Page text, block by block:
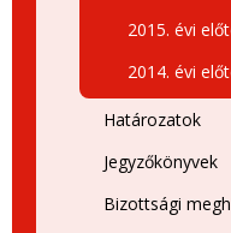
2015. évi
2014. évi
Határozatok
Jegyzőkönyvek
Bizottsági